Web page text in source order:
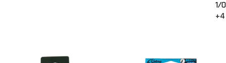
1/0
+4